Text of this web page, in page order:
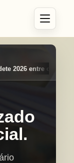
Mato Grosso